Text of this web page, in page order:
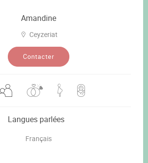
Amandine
Ceyzeriat
Contacter
Langues parlées
Français